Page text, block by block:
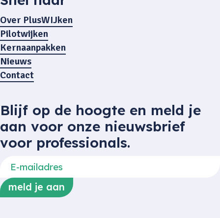
Over PlusWIJken
Pilotwijken
Kernaanpakken
Nieuws
Contact
Blijf op de hoogte en meld je
aan voor onze nieuwsbrief
voor professionals.